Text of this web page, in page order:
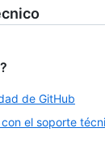
de GitHub
el soporte